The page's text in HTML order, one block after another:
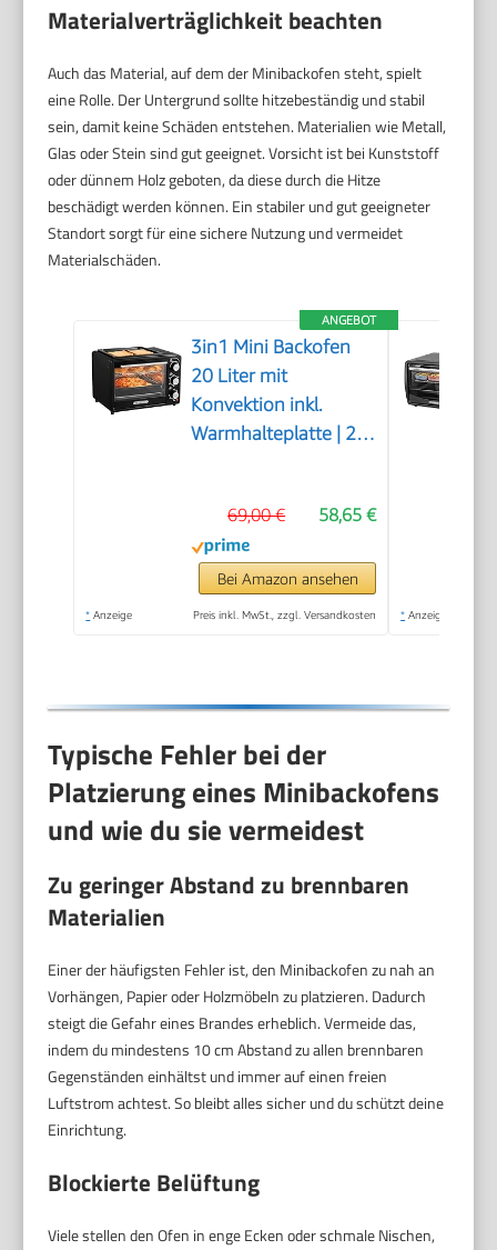
Materialverträglichkeit beachten
Auch das Material, auf dem der Minibackofen steht, spielt
eine Rolle. Der Untergrund sollte hitzebeständig und stabil
sein, damit keine Schäden entstehen. Materialien wie Metall,
Glas oder Stein sind gut geeignet. Vorsicht ist bei Kunststoff
oder dünnem Holz geboten, da diese durch die Hitze
beschädigt werden können. Ein stabiler und gut geeigneter
Standort sorgt für eine sichere Nutzung und vermeidet
Materialschäden.
ANGEBOT
3in1 Mini Backofen
20 Liter mit
Konvektion inkl.
Warmhalteplatte | 2
Pizza-Ofen |
zuschaltbare Umluft |
abnehmbare
Grillplatte | 60
58,65 €
69,00 €
Bei Amazon ansehen
* Anzeige Preis inkl. MwSt., zzgl. Versandkosten * Anzeige
Typische Fehler bei der
Platzierung eines Minibackofens
und wie du sie vermeidest
Zu geringer Abstand zu brennbaren
Materialien
Einer der häufigsten Fehler ist, den Minibackofen zu nah an
Vorhängen, Papier oder Holzmöbeln zu platzieren. Dadurch
steigt die Gefahr eines Brandes erheblich. Vermeide das,
indem du mindestens 10 cm Abstand zu allen brennbaren
Gegenständen einhältst und immer auf einen freien
Luftstrom achtest. So bleibt alles sicher und du schützt deine
Einrichtung.
Blockierte Belüftung
Viele stellen den Ofen in enge Ecken oder schmale Nischen,